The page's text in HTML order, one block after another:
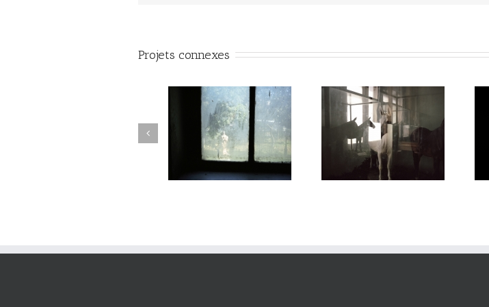
Projets connexes
Passage #016 Passage #015